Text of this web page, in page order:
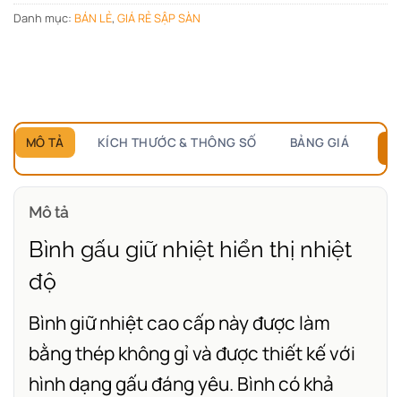
Danh mục: BÁN LẺ, GIÁ RẺ SẬP SÀN
MÔ TẢ KÍCH THƯỚC & THÔNG SỐ BẢNG GIÁ
Mô tả
Bình gấu giữ nhiệt hiển thị nhiệt
độ
Bình giữ nhiệt cao cấp này được làm
bằng thép không gỉ và được thiết kế với
hình dạng gấu đáng yêu. Bình có khả